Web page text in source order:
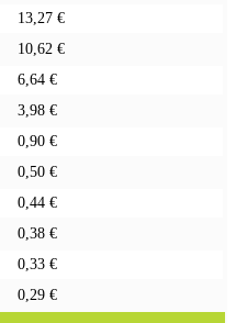
13,27 €
10,62 €
6,64 €
3,98 €
0,90 €
0,50 €
0,44 €
0,38 €
0,33 €
0,29 €